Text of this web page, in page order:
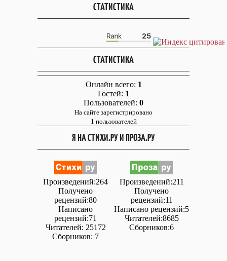
СТАТИСТИКА
СТАТИСТИКА
Онлайн всего: 1
Гостей: 1
Пользователей: 0
На сайте зарегистрировано
1 пользователей
Я НА СТИХИ.РУ И ПРОЗА.РУ
Произведений:264
Получено
рецензий:80
Написано
рецензий:71
Читателей: 25172
Сборников: 7
Произведений:211
Получено
рецензий:11
Написано рецензий:5
Читателей:8685
Сборников:6